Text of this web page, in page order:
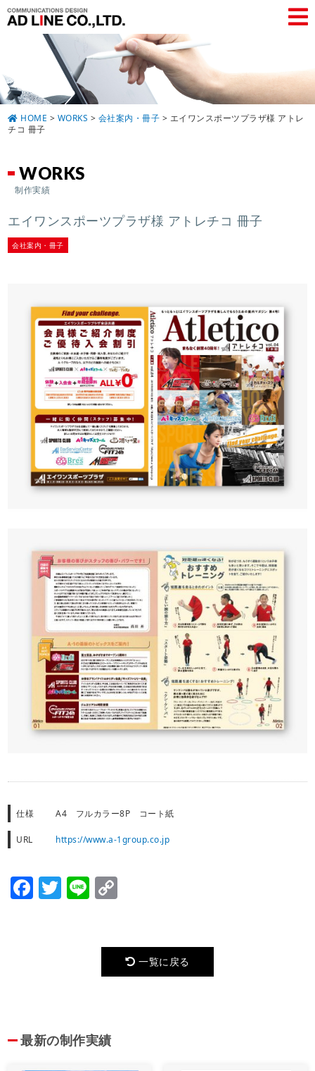
HOME > WORKS > 会社案内・冊子 > エイワンスポーツプラザ様 アトレ
チコ 冊子
WORKS
制作実績
エイワンスポーツプラザ様 アトレチコ 冊子
会社案内・冊子
仕様 A4 フルカラー8P コート紙
URL https://www.a-1group.co.jp
Facebook
Twitter
Line
一覧に戻る
最新の制作実績